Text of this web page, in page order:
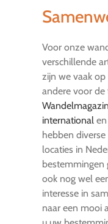
Voor onze
verschillende
zijn we vaak
andere voor de
international en
hebben
locaties in
bestemmingen
ook nog wel
interesse in
naar een mooi